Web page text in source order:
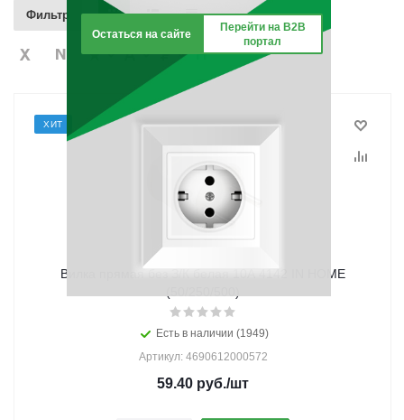
Фильтр
ХИТ
Вилка прямая без З/К белая 10А 4142 IN HOME
Есть в наличии (1949)
Артикул: 4690612000572
59.40 руб./шт
Остаться на сайте
Перейти на B2B
портал